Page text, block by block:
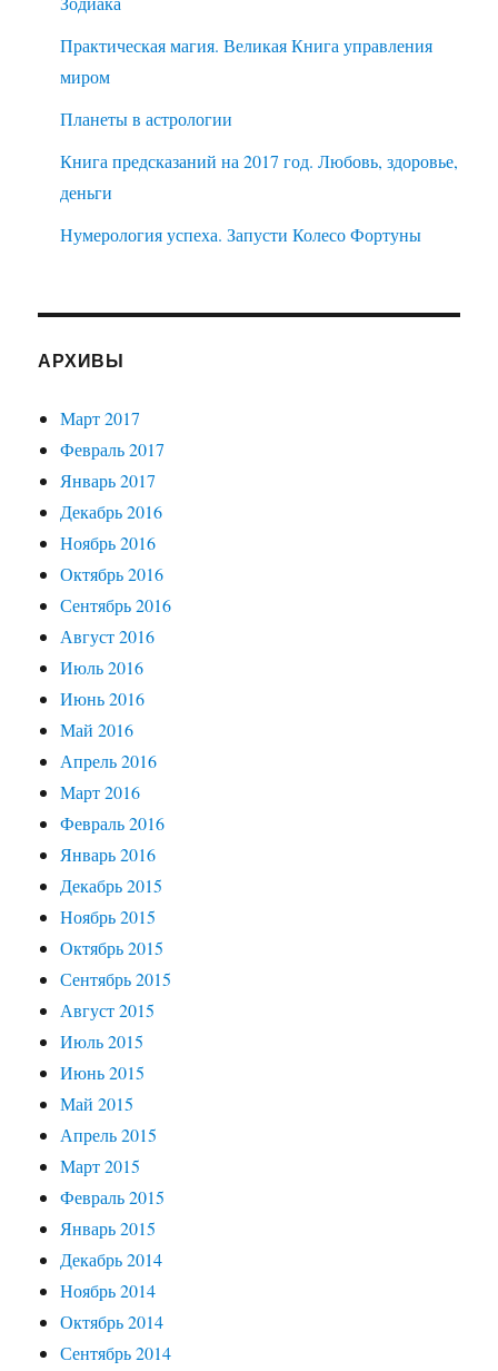
Практическая магия. Великая Книга управления
миром
Планеты в астрологии
Книга предсказаний на 2017 год. Любовь, здоровье,
деньги
Нумерология успеха. Запусти Колесо Фортуны
АРХИВЫ
Март 2017
Февраль 2017
Январь 2017
Декабрь 2016
Ноябрь 2016
Октябрь 2016
Сентябрь 2016
Август 2016
Июль 2016
Июнь 2016
Май 2016
Апрель 2016
Март 2016
Февраль 2016
Январь 2016
Декабрь 2015
Ноябрь 2015
Октябрь 2015
Сентябрь 2015
Август 2015
Июль 2015
Июнь 2015
Май 2015
Апрель 2015
Март 2015
Февраль 2015
Январь 2015
Декабрь 2014
Ноябрь 2014
Октябрь 2014
Сентябрь 2014